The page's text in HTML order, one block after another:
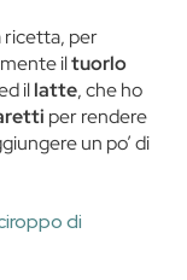
ricetta, per
iltuorlo
illatte, che ho
per rendere
un po’ di
di